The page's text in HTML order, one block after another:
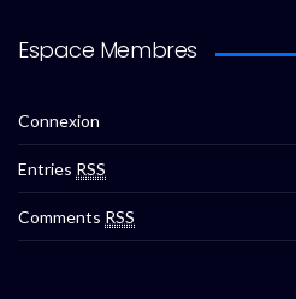
Espace Membres
Connexion
Entries RSS
Comments RSS